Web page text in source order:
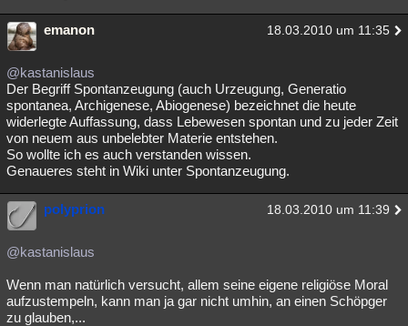
emanon 18.03.2010 um 11:35
@kastanislaus
Der Begriff Spontanzeugung (auch Urzeugung, Generatio
spontanea, Archigenese, Abiogenese) bezeichnet die heute
widerlegte Auffassung, dass Lebewesen spontan und zu jeder Zeit
von neuem aus unbelebter Materie entstehen.
So wollte ich es auch verstanden wissen.
Genaueres steht in Wiki unter Spontanzeugung.
polyprion 18.03.2010 um 11:39
@kastanislaus
Wenn man natürlich versucht, allem seine eigene religiöse Moral
aufzustempeln, kann man ja gar nicht umhin, an einen Schöpger
zu glauben,...